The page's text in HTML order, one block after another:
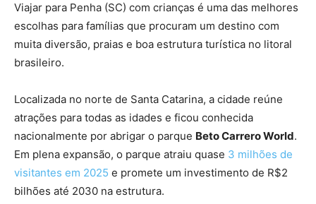
Viajar para Penha (SC) com crianças é uma das melhores
escolhas para famílias que procuram um destino com
muita diversão, praias e boa estrutura turística no litoral
brasileiro.
Localizada no norte de Santa Catarina, a cidade reúne
atrações para todas as idades e ficou conhecida
nacionalmente por abrigar o parque Beto Carrero World.
Em plena expansão, o parque atraiu quase 3 milhões de
visitantes em 2025 e promete um investimento de R$2
bilhões até 2030 na estrutura.